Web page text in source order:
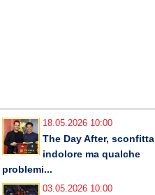
18.05.2026 10:00
The Day After, sconfitta
indolore ma qualche
problemi...
03.05.2026 10:00